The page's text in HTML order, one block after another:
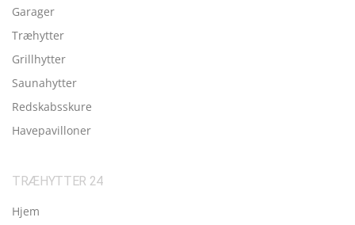
Garager
Træhytter
Grillhytter
Saunahytter
Redskabsskure
Havepavilloner
TRÆHYTTER 24
Hjem